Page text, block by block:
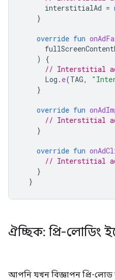
interstitialAd =
}
override fun
)
{
// Interstitial
Log . e(TAG,
}
override fun
// Interstitial ad
}
override fun
// Interstitial
}
}
ঐচ্ছিক: প্রি-লোডিং
আপনি যখন বিজ্ঞাপন প্রি-